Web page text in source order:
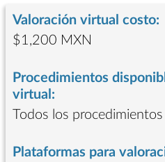
Valoración virtual costo:
$1,200 MXN
Procedimientos
virtual:
Todos los
Plataformas para